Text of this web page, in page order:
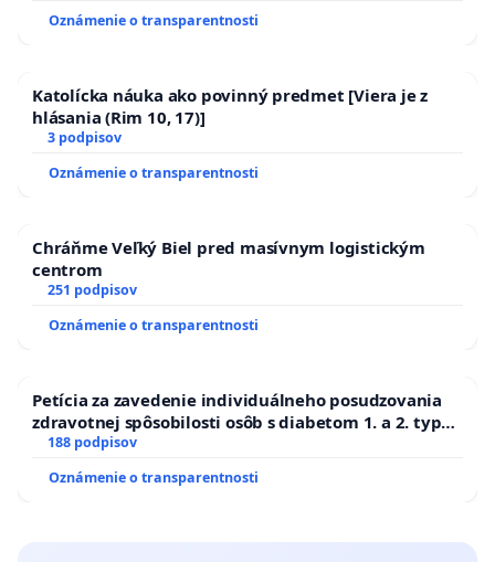
Oznámenie o transparentnosti
Katolícka náuka ako povinný predmet [Viera je z
hlásania (Rim 10, 17)]
3 podpisov
Oznámenie o transparentnosti
Chráňme Veľký Biel pred masívnym logistickým
centrom
251 podpisov
Oznámenie o transparentnosti
Petícia za zavedenie individuálneho posudzovania
zdravotnej spôsobilosti osôb s diabetom 1. a 2. typu
pri prijímaní do Policajného zboru SR
188 podpisov
Oznámenie o transparentnosti